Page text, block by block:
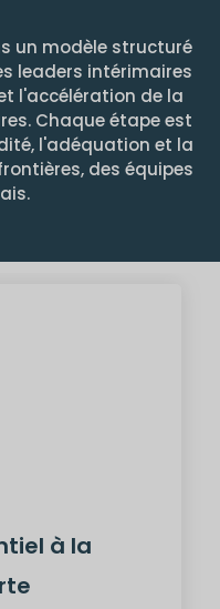
un modèle structuré
leaders intérimaires
l'accélération de la
Chaque étape est
l'adéquation et la
des équipes
à la